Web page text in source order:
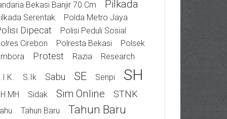
Bekasi Banjir 70 Cm
Pilkada
Serentak Polda Metro Jaya
Dipecat
Polisi Peduli Sosial
Cirebon
Polresta Bekasi
Polsek
Protest Razia Research
S.Ik Sabu SE Senpi SH
Sidak Sim Online STNK
Tahun Baru
Tahun Baru